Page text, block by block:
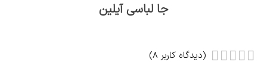
جا لباسی آیلین
(دیدگاه کاربر 8
)